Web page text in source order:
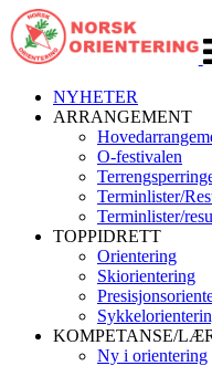
NYHETER
ARRANGEMENT
O-festivalen
Terminlister/
Terminlister/
TOPPIDRETT
Orientering
Skiorientering
KOMPETANSE/
Ny i orientering